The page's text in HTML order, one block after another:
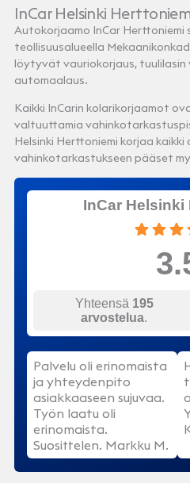
InCar Helsinki
Autokorjaamo InCar Herttoniemi
teollisuusalueella
löytyvät vauriokorjaus, tuulilasin
automaalaus.
Kaikki InCarin kolarikorjaamot
valtuuttamia
Helsinki Herttoniemi korjaa
vahinkotarkastukseen pääset
InCar Helsinki
Yhteensä 195
arvostelua.
Palvelu oli erinomaista
ja yhteydenpito
asiakkaaseen sujuvaa.
Työn laatu oli
erinomaista.
Suosittelen. Markku M.